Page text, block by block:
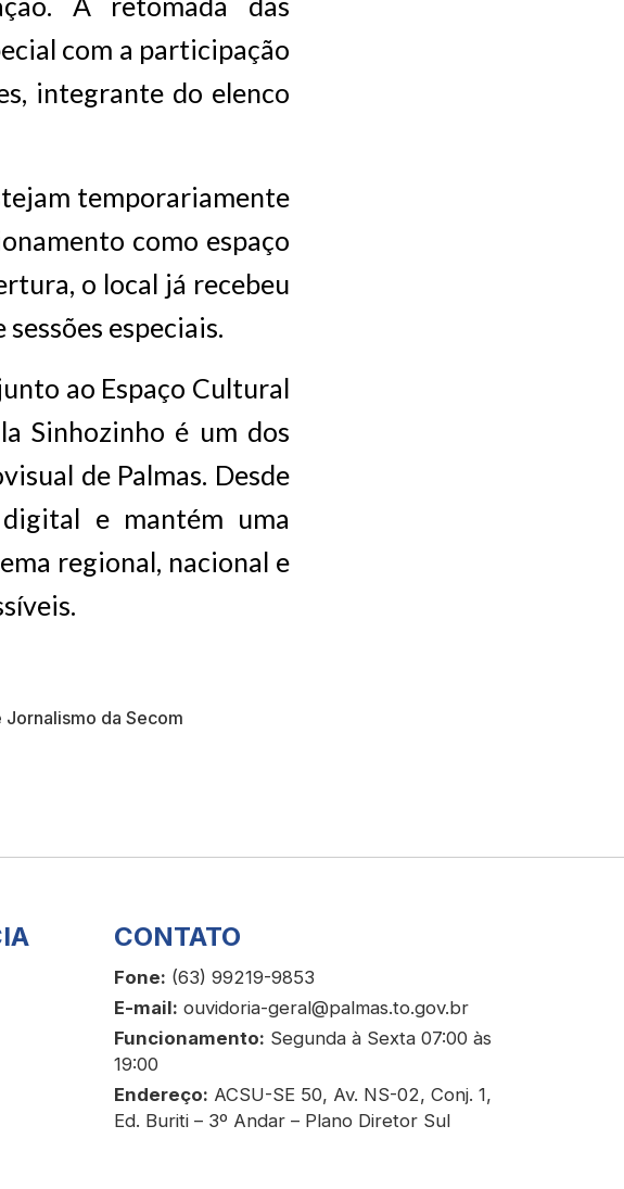
com a participação
integrante do elenco
temporariamente
como espaço
o local já recebeu
especiais.
ao Espaço Cultural
Sinhozinho é um dos
de Palmas. Desde
e mantém uma
regional, nacional e
da Secom
CONTATO
Fone: (63) 99219-9853
E-mail: ouvidoria-geral@palmas.to.gov.br
Funcionamento: Segunda à Sexta 07:00 às
19:00
Endereço: ACSU-SE 50, Av. NS-02, Conj. 1,
Ed. Buriti – 3º Andar – Plano Diretor Sul